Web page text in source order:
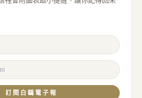
訂閱白鷗電子報